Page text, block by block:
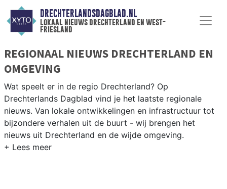
DRECHTERLANDSDAGBLAD.NL
lokaal nieuws drechterland en west-
friesland
REGIONAAL NIEUWS DRECHTERLAND EN
OMGEVING
Wat speelt er in de regio Drechterland? Op
Drechterlands Dagblad vind je het laatste regionale
nieuws. Van lokale ontwikkelingen en infrastructuur tot
bijzondere verhalen uit de buurt - wij brengen het
nieuws uit Drechterland en de wijde omgeving.